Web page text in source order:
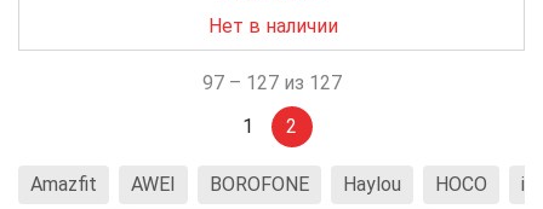
Нет в наличии
97 – 127 из 127
1
2
Amazfit AWEI BOROFONE Haylou HOCO